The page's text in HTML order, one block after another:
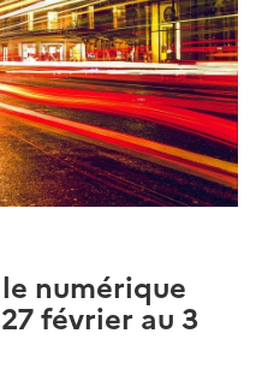
numérique
février au 3